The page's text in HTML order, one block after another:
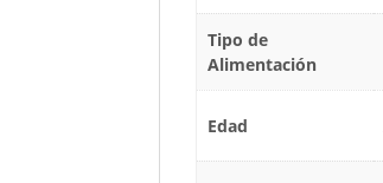
Tipo de
Alimentación
Edad